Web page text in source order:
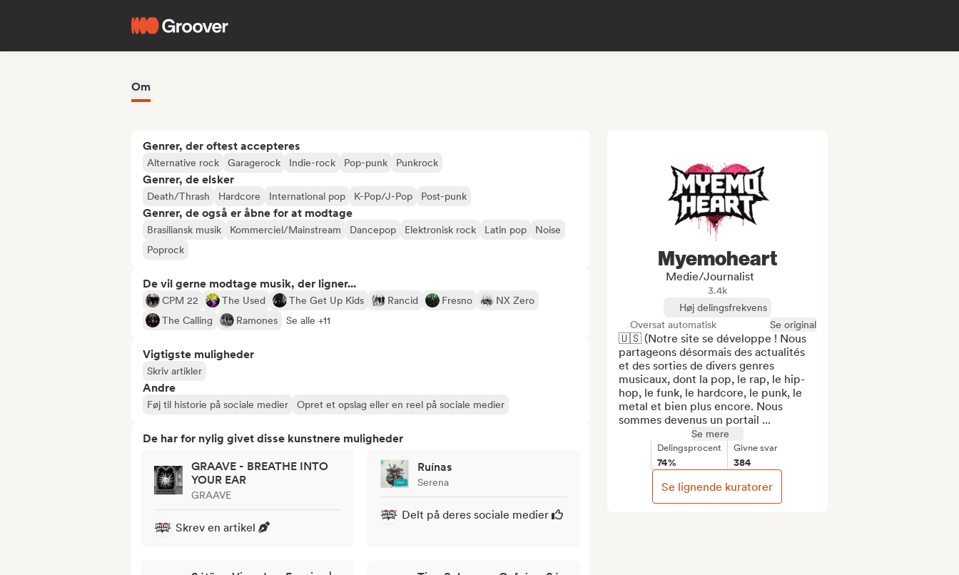
Om
Genrer, der oftest accepteres
Alternative rock Garagerock Indie-rock Pop-punk Punkrock
Genrer, de elsker
Death/Thrash Hardcore International pop K-Pop/J-Pop Post-punk
Genrer, de også er åbne for at modtage
Brasiliansk musik Kommerciel/Mainstream Dancepop Elektronisk rock Latin pop
Noise
Poprock
De vil gerne modtage musik, der ligner...
CPM 22 The Used The Get Up Kids Rancid Fresno
NX Zero
The Calling
Ramones Se alle +11
Vigtigste muligheder
Skriv artikler
Andre
Føj til historie på sociale medier Opret et opslag eller en reel på sociale medier
De har for nylig givet disse kunstnere muligheder
GRAAVE - BREATHE INTO
YOUR EAR
GRAAVE
Skrev en artikel
Ruínas
Serena
Delt på deres sociale medier
Myemoheart
Medie/journalist
3.4k
Høj delingsfrekvens
Oversat automatisk
Se original
🇺🇸 (Notre site se développe ! Nous
partageons désormais des actualités
et des sorties de divers genres
musicaux, dont la pop, le rap, le hip-
hop, le funk, le hardcore, le punk, le
metal et bien plus encore. Nous
sommes devenus un portail ...
Se mere
Delingsprocent
74%
Givne svar
384
Se lignende kuratorer